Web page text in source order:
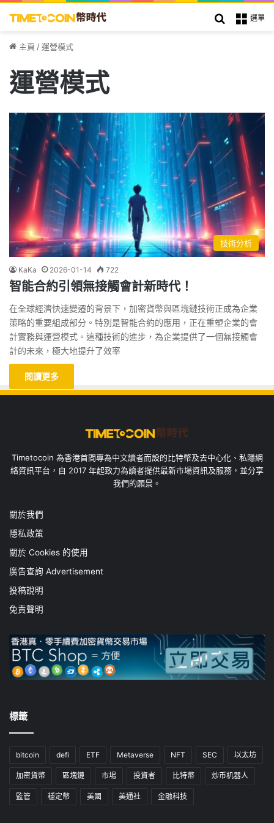
選單
搜索
主頁 /運營模式
運營模式
技術分析
KaKa 2026-01-14 722
智能合約引領無接觸會計新時代！
在全球經濟快速變遷的背景下，加密貨幣與區塊鏈技術正成為企業
策略的重要組成部分。特別是智能合約的應用，正在重塑企業的會
計實務與運營模式。這種技術的進步，為企業提供了一個無接觸會
計的未來，極大地提升了效率
閱讀更多
Timetocoin 為香港首間專為中文讀者而設的比特幣及去中心化、私隱網
絡資訊平台，自 2017 年起致力為讀者提供最新市場資訊及服務，並分享
我們的願景。
關於我們
隱私政策
關於 Cookies 的使用
廣告查詢 Advertisement
投稿說明
免責聲明
標籤
bitcoin defi ETF Metaverse NFT SEC 以太坊
加密貨幣 區塊鏈 市場 投資者 比特幣 炒币机器人
監管 穩定幣 美國 美通社 金融科技